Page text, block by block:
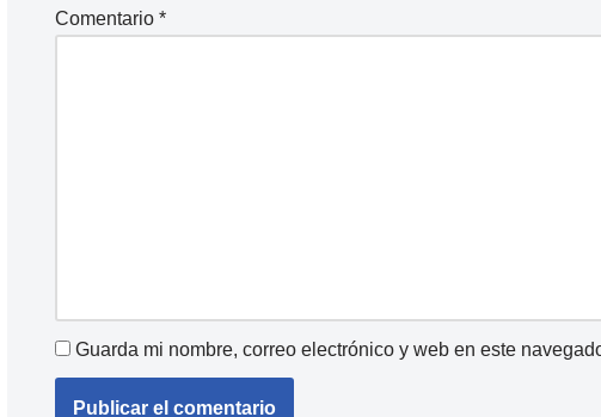
Comentario *
Guarda mi nombre, correo electrónico y web en este